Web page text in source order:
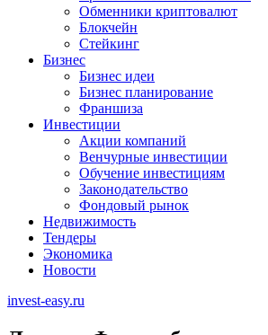
Обменники криптовалют
Блокчейн
Стейкинг
Бизнес
Бизнес идеи
Бизнес планирование
Франшиза
Инвестиции
Акции компаний
Венчурные инвестиции
Обучение инвестициям
Законодательство
Фондовый рынок
Недвижимость
Тендеры
Экономика
Новости
invest-easy.ru